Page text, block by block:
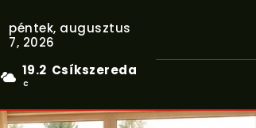
péntek, augusztus
7, 2026
19.2
C
Csíkszereda